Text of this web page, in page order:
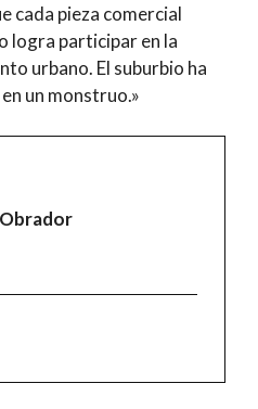
cada pieza comercial
logra participar en la
urbano. El suburbio ha
un monstruo.»